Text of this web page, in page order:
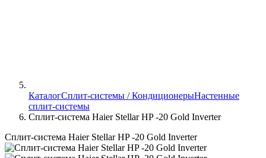
КаталогСплит-системы / КондиционерыНастенные
сплит-системы
Сплит-система Haier Stellar HP -20 Gold Inverter
Сплит-система Haier Stellar HP -20 Gold Inverter